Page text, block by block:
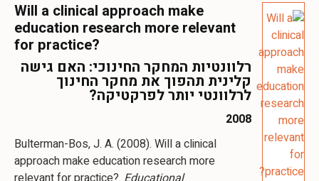
Will a clinical approach make
education research more relevant
for practice?
רלוונטיות המחקר החינוכי: האם גישה
קלינית תהפוך את מחקר החינוך
לרלוונטי יותר לפרקטיקה?
2008
Bulterman-Bos, J. A. (2008). Will a clinical
approach make education research more